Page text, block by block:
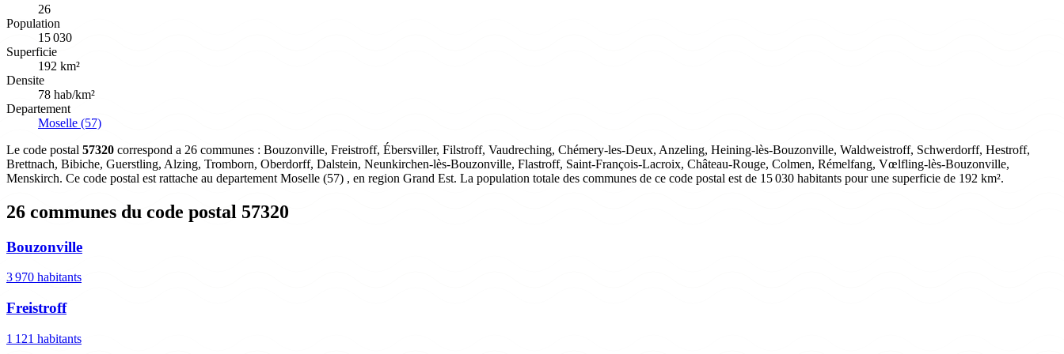
26
Population
15 030
Superficie
192 km²
Densite
78 hab/km²
Departement
Moselle (57)
Le code postal 57320 correspond a 26 communes : Bouzonville, Freistroff, Ébersviller, Filstroff, Vaudreching, Chémery-les-Deux, Anzeling, Heining-lès-Bouzonville, Waldweistroff, Schwerdorff, Hestroff,
Brettnach, Bibiche, Guerstling, Alzing, Tromborn, Oberdorff, Dalstein, Neunkirchen-lès-Bouzonville, Flastroff, Saint-François-Lacroix, Château-Rouge, Colmen, Rémelfang, Vœlfling-lès-Bouzonville,
Menskirch. Ce code postal est rattache au departement Moselle (57) , en region Grand Est. La population totale des communes de ce code postal est de 15 030 habitants pour une superficie de 192 km².
26 communes du code postal 57320
Bouzonville
3 970 habitants
Freistroff
1 121 habitants